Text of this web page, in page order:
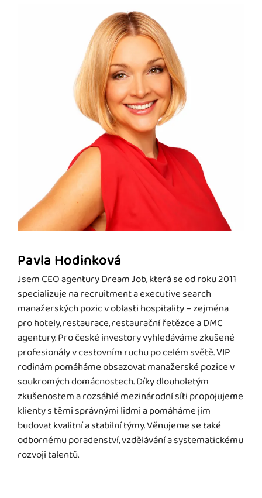
Pavla Hodinková
Jsem CEO agentury Dream Job, která se od roku 2011
specializuje na recruitment a executive search
manažerských pozic v oblasti hospitality – zejména
pro hotely, restaurace, restaurační řetězce a DMC
agentury. Pro české investory vyhledáváme zkušené
profesionály v cestovním ruchu po celém světě. VIP
rodinám pomáháme obsazovat manažerské pozice v
soukromých domácnostech. Díky dlouholetým
zkušenostem a rozsáhlé mezinárodní síti propojujeme
klienty s těmi správnými lidmi a pomáháme jim
budovat kvalitní a stabilní týmy. Věnujeme se také
odbornému poradenství, vzdělávání a systematickému
rozvoji talentů.